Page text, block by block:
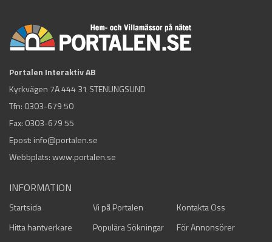
Portalen Interaktiv AB
Kyrkvägen 7A 444 31 STENUNGSUND
Tfn: 0303-679 50
Fax: 0303-679 55
Epost: info@portalen.se
Webbplats: www.portalen.se
INFORMATION
Startsida Vi på Portalen
Kontakta Oss
Hitta hantverkare
Populära Sökningar
För Annonsörer